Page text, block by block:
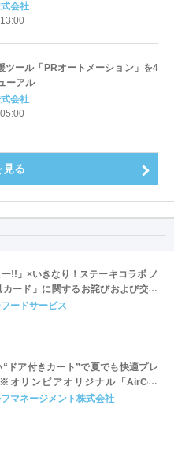
会社
ツール「PRオートメーション」を4
ーアル
会社
見る
!!」×いきなり！ステーキコラボ ノ
ード」に関するお詫びおよび交換
内
ードサービス
ドア付きカート”で夏でも快適プレ
リンピアオリジナル「AirCon
ート）」導入 | ＰＧＭ
マネージメント株式会社